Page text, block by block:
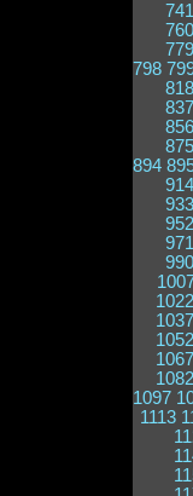
741
760
779
798
818
837
856
875
894
914
933
952
971
990
1022
1037
1052
1067
1082
1097
1113